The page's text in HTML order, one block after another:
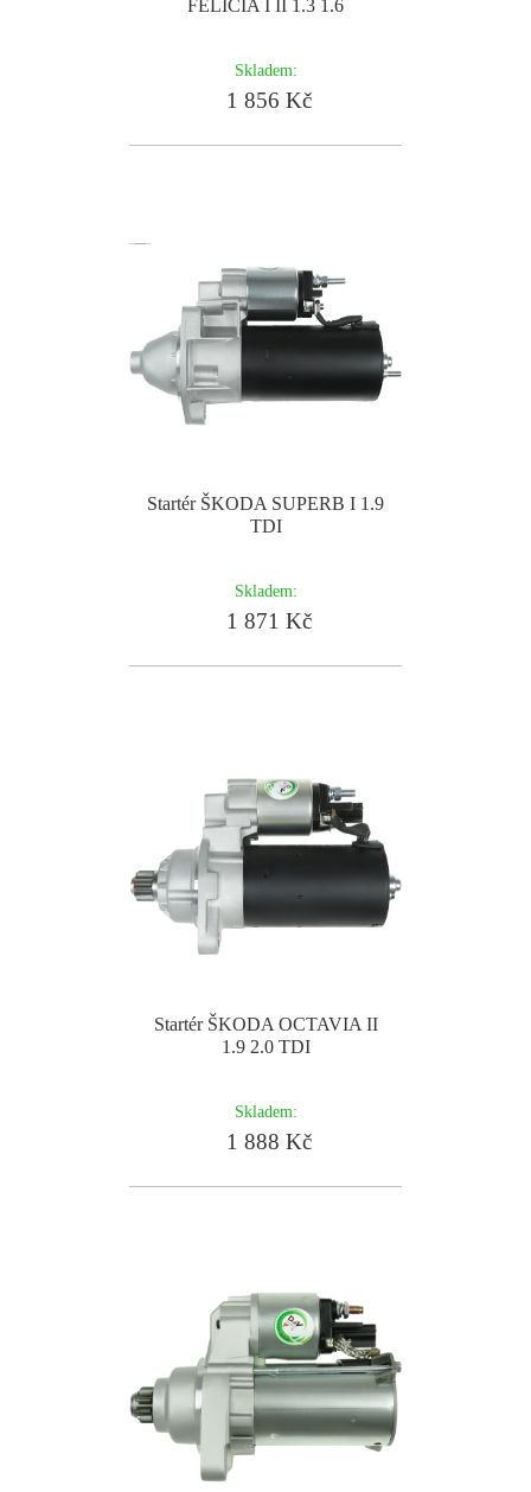
FELICIA I II 1.3 1.6
Skladem:
1 856 Kč
Startér ŠKODA SUPERB I 1.9
TDI
Skladem:
1 871 Kč
Startér ŠKODA OCTAVIA II
1.9 2.0 TDI
Skladem:
1 888 Kč